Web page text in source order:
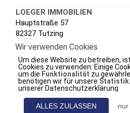
LOEGER IMMOBILIEN
Hauptstraße 57
82327 Tutzing
Tel.: +49 (0) 8158 3020
Fax.: +49 (0) 8158 7288
e-mail.:info@loeger.de
web.:www.loeger-immobilien.de
Wir verwenden Cookies
Um diese Website zu betreiben,
Cookies zu verwenden. Einige
um die Funktionalität zu
benötigen wir für unsere Statistik.
unserer Datenschutzerklärung
ALLES ZULASSEN